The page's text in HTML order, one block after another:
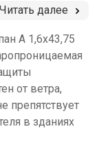
Читать далее
A 1,6х43,75
от ветра,
препятствует
в зданиях